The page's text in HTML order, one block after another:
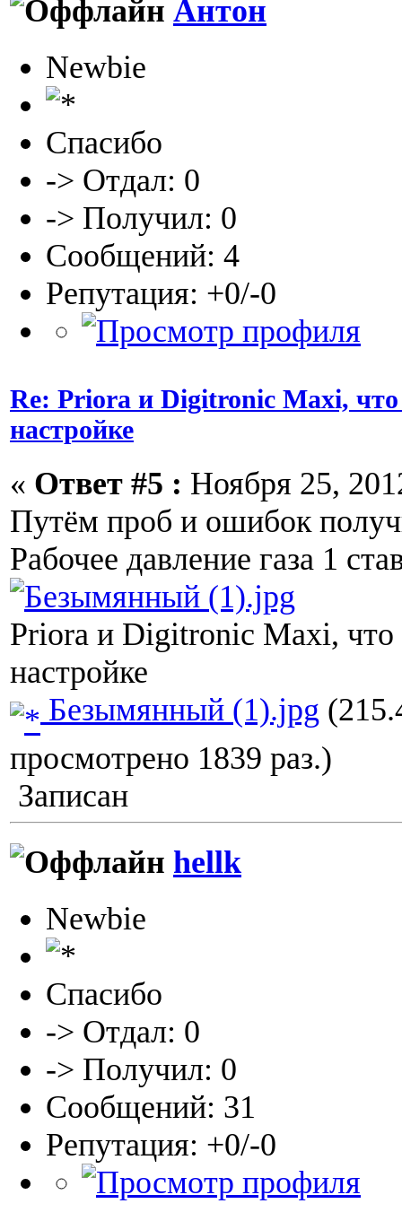
Антон
Newbie
Спасибо
-> Отдал: 0
-> Получил: 0
Сообщений: 4
Репутация: +0/-0
Re: Priora и Digitronic Maxi, что
настройке
« Ответ #5 : Ноября 25,
Путём проб и ошибок
Рабочее давление газа 1
Priora и Digitronic Maxi, что
настройке
Безымянный (1).jpg
просмотрено 1839 раз.)
Записан
hellk
Newbie
Спасибо
-> Отдал: 0
-> Получил: 0
Сообщений: 31
Репутация: +0/-0